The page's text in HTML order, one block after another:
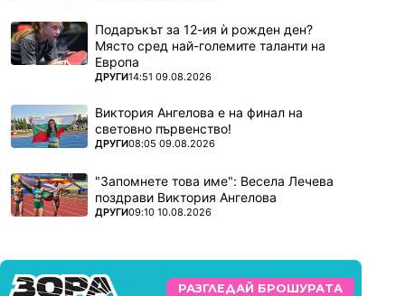
Подаръкът за 12-ия ѝ рожден ден?
Място сред най-големите таланти на
Европа
ПОВЕЧЕ ОТ
ДРУГИ14:51 09.08.2026
Виктория Ангелова е на финал на
световно първенство!
ПОВЕЧЕ ОТ
ДРУГИ08:05 09.08.2026
"Запомнете това име": Весела Лечева
поздрави Виктория Ангелова
ПОВЕЧЕ ОТ
ДРУГИ09:10 10.08.2026
РАЗГЛЕДАЙ БРОШУРАТА